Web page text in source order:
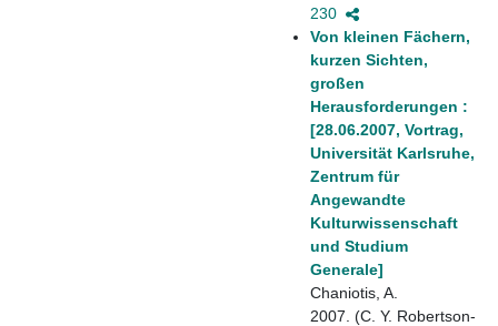
230
Von kleinen Fächern,
kurzen Sichten,
großen
Herausforderungen :
[28.06.2007, Vortrag,
Universität Karlsruhe,
Zentrum für
Angewandte
Kulturwissenschaft
und Studium
Generale]
Chaniotis, A.
2007. (C. Y. Robertson-